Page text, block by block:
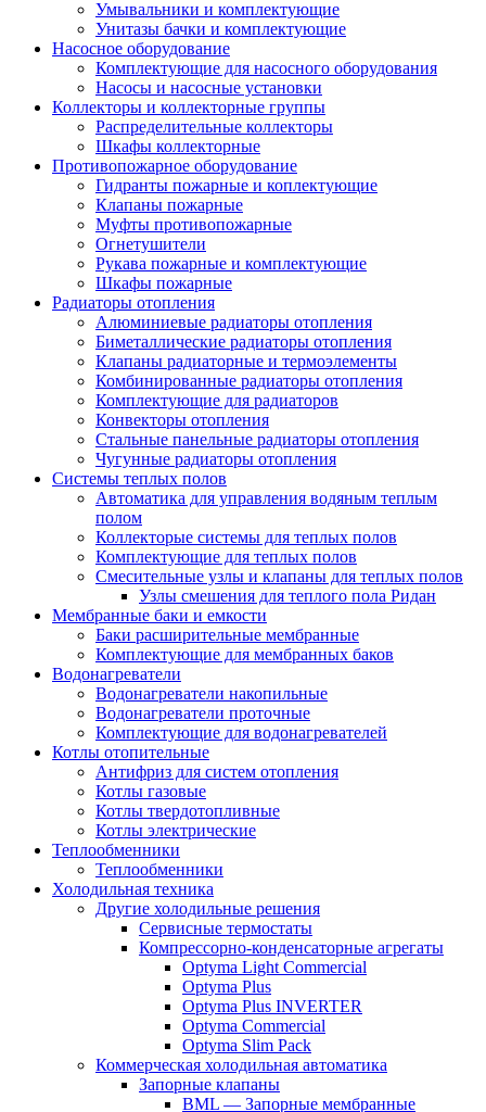
Умывальники и комплектующие
Унитазы бачки и комплектующие
Насосное оборудование
Комплектующие для насосного оборудования
Насосы и насосные установки
Коллекторы и коллекторные группы
Распределительные коллекторы
Шкафы коллекторные
Противопожарное оборудование
Гидранты пожарные и коплектующие
Клапаны пожарные
Муфты противопожарные
Огнетушители
Рукава пожарные и комплектующие
Шкафы пожарные
Радиаторы отопления
Алюминиевые радиаторы отопления
Биметаллические радиаторы отопления
Клапаны радиаторные и термоэлементы
Комбинированные радиаторы отопления
Комплектующие для радиаторов
Конвекторы отопления
Стальные панельные радиаторы отопления
Чугунные радиаторы отопления
Системы теплых полов
Автоматика для управления водяным теплым
полом
Коллекторые системы для теплых полов
Комплектующие для теплых полов
Смесительные узлы и клапаны для теплых полов
Узлы смешения для теплого пола Ридан
Мембранные баки и емкости
Баки расширительные мембранные
Комплектующие для мембранных баков
Водонагреватели
Водонагреватели накопильные
Водонагреватели проточные
Комплектующие для водонагревателей
Котлы отопительные
Антифриз для систем отопления
Котлы газовые
Котлы твердотопливные
Котлы электрические
Теплообменники
Теплообменники
Холодильная техника
Другие холодильные решения
Сервисные термостаты
Компрессорно-конденсаторные агрегаты
Optyma Light Commercial
Optyma Plus
Optyma Plus INVERTER
Optyma Commercial
Optyma Slim Pack
Коммерческая холодильная автоматика
Запорные клапаны
BML — Запорные мембранные